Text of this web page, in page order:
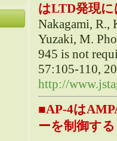
はLTD発現
Nakagami, R.,
Yuzaki, M.
945 is not
57:105-110,
http://
■AP-4は
ーを制御す